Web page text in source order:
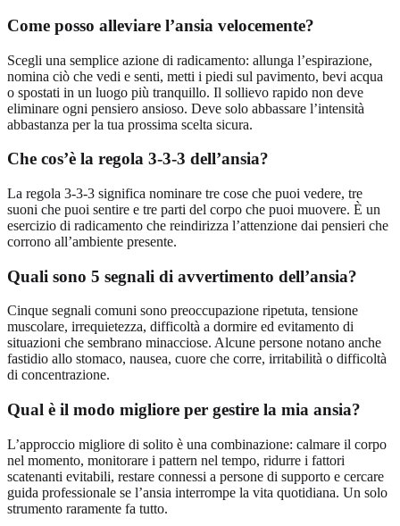
Come posso alleviare l’ansia velocemente?
Scegli una semplice azione di radicamento: allunga l’espirazione,
nomina ciò che vedi e senti, metti i piedi sul pavimento, bevi acqua
o spostati in un luogo più tranquillo. Il sollievo rapido non deve
eliminare ogni pensiero ansioso. Deve solo abbassare l’intensità
abbastanza per la tua prossima scelta sicura.
Che cos’è la regola 3-3-3 dell’ansia?
La regola 3-3-3 significa nominare tre cose che puoi vedere, tre
suoni che puoi sentire e tre parti del corpo che puoi muovere. È un
esercizio di radicamento che reindirizza l’attenzione dai pensieri che
corrono all’ambiente presente.
Quali sono 5 segnali di avvertimento dell’ansia?
Cinque segnali comuni sono preoccupazione ripetuta, tensione
muscolare, irrequietezza, difficoltà a dormire ed evitamento di
situazioni che sembrano minacciose. Alcune persone notano anche
fastidio allo stomaco, nausea, cuore che corre, irritabilità o difficoltà
di concentrazione.
Qual è il modo migliore per gestire la mia ansia?
L’approccio migliore di solito è una combinazione: calmare il corpo
nel momento, monitorare i pattern nel tempo, ridurre i fattori
scatenanti evitabili, restare connessi a persone di supporto e cercare
guida professionale se l’ansia interrompe la vita quotidiana. Un solo
strumento raramente fa tutto.